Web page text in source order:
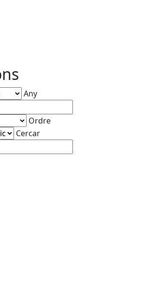
Any
Ordre
Cercar